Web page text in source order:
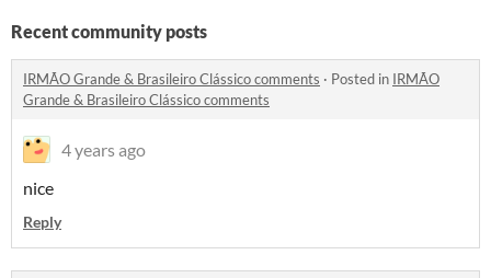
Recent community posts
IRMÃO Grande & Brasileiro Clássico comments · Posted in IRMÃO
Grande & Brasileiro Clássico comments
4 years ago
nice
Reply